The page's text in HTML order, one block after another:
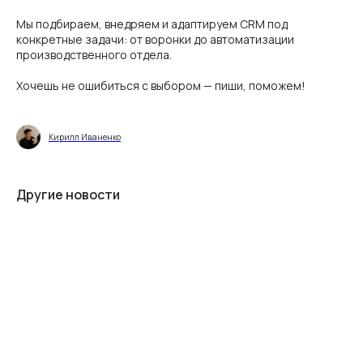
Мы подбираем, внедряем и адаптируем CRM под
конкретные задачи: от воронки до автоматизации
производственного отдела.
Хочешь не ошибиться с выбором — пиши, поможем!
Кирилл Иваненко
Другие новости